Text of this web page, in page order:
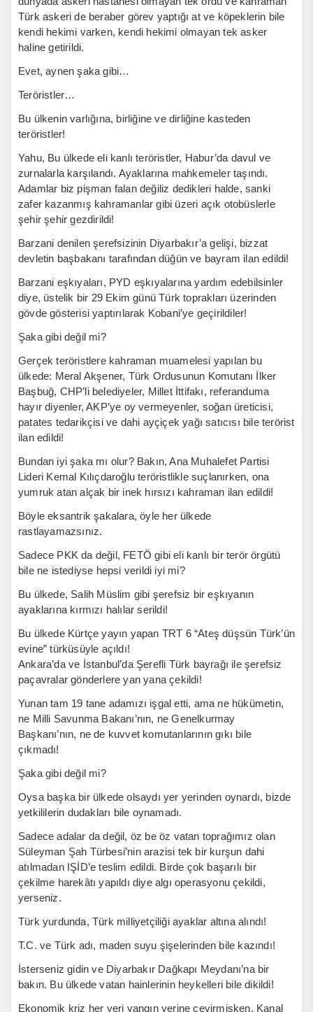
Türk askeri de beraber görev yaptığı at ve köpeklerin bile
kendi hekimi varken, kendi hekimi olmayan tek asker
haline getirildi.
Evet, aynen şaka gibi…
Teröristler…
Bu ülkenin varlığına, birliğine ve dirliğine kasteden
teröristler!
Yahu, Bu ülkede eli kanlı teröristler, Habur’da davul ve
zurnalarla karşılandı. Ayaklarına mahkemeler taşındı.
Adamlar biz pişman falan değiliz dedikleri halde, sanki
zafer kazanmış kahramanlar gibi üzeri açık otobüslerle
şehir şehir gezdirildi!
Barzani denilen şerefsizinin Diyarbakır’a gelişi, bizzat
devletin başbakanı tarafından düğün ve bayram ilan edildi!
Barzani eşkıyaları, PYD eşkıyalarına yardım edebilsinler
diye, üstelik bir 29 Ekim günü Türk toprakları üzerinden
gövde gösterisi yaptırılarak Kobani’ye geçirildiler!
Şaka gibi değil mi?
Gerçek teröristlere kahraman muamelesi yapılan bu
ülkede: Meral Akşener, Türk Ordusunun Komutanı İlker
Başbuğ, CHP’li belediyeler, Millet İttifakı, referanduma
hayır diyenler, AKP’ye oy vermeyenler, soğan üreticisi,
patates tedarikçisi ve dahi ayçiçek yağı satıcısı bile terörist
ilan edildi!
Bundan iyi şaka mı olur? Bakın, Ana Muhalefet Partisi
Lideri Kemal Kılıçdaroğlu teröristlikle suçlanırken, ona
yumruk atan alçak bir inek hırsızı kahraman ilan edildi!
Böyle eksantrik şakalara, öyle her ülkede
rastlayamazsınız.
Sadece PKK da değil, FETÖ gibi eli kanlı bir terör örgütü
bile ne istediyse hepsi verildi iyi mi?
Bu ülkede, Salih Müslim gibi şerefsiz bir eşkıyanın
ayaklarına kırmızı halılar serildi!
Bu ülkede Kürtçe yayın yapan TRT 6 “Ateş düşsün Türk’ün
evine” türküsüyle açıldı!
Ankara’da ve İstanbul’da Şerefli Türk bayrağı ile şerefsiz
paçavralar gönderlere yan yana çekildi!
Yunan tam 19 tane adamızı işgal etti, ama ne hükümetin,
ne Milli Savunma Bakanı’nın, ne Genelkurmay
Başkanı’nın, ne de kuvvet komutanlarının gıkı bile
çıkmadı!
Şaka gibi değil mi?
Oysa başka bir ülkede olsaydı yer yerinden oynardı, bizde
yetkililerin dudakları bile oynamadı.
Sadece adalar da değil, öz be öz vatan toprağımız olan
Süleyman Şah Türbesi’nin arazisi tek bir kurşun dahi
atılmadan IŞİD’e teslim edildi. Birde çok başarılı bir
çekilme harekâtı yapıldı diye algı operasyonu çekildi,
yerseniz.
Türk yurdunda, Türk milliyetçiliği ayaklar altına alındı!
T.C. ve Türk adı, maden suyu şişelerinden bile kazındı!
İsterseniz gidin ve Diyarbakır Dağkapı Meydanı’na bir
bakın. Bu ülkede vatan hainlerinin heykelleri bile dikildi!
Ekonomik kriz her yeri yangın yerine çevirmişken, Kanal